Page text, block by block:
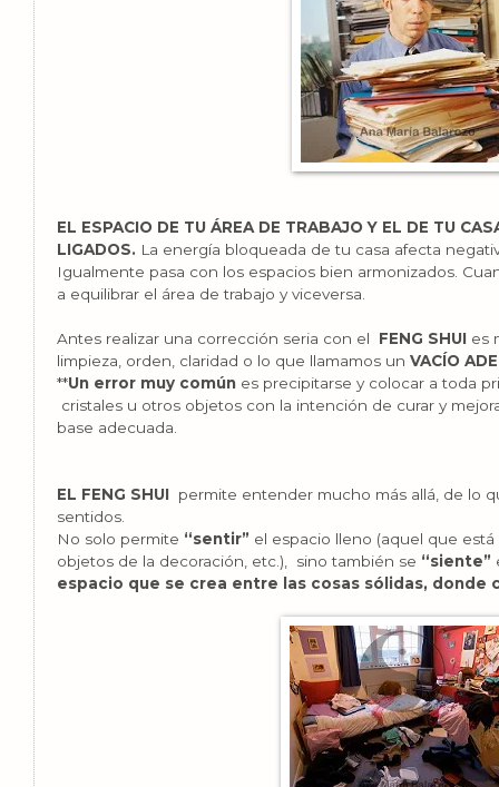
EL ESPACIO DE TU ÁREA DE TRABAJO Y EL DE TU
LIGADOS. La energía bloqueada de tu casa afecta
Igualmente pasa con los espacios bien armonizados.
a equilibrar el área de trabajo y viceversa.
Antes realizar una corrección seria con el FENG SHUI es
limpieza, orden, claridad o lo que llamamos un VACÍO
**Un error muy común es precipitarse y colocar a toda
cristales u otros objetos con la intención de curar y
base adecuada.
EL FENG SHUI permite entender mucho más allá, de lo
sentidos.
No solo permite “sentir” el espacio lleno (aquel que
objetos de la decoración, etc.), sino también se “siente”
espacio que se crea entre las cosas sólidas, donde